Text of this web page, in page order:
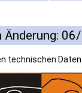
Änderung:
technischen